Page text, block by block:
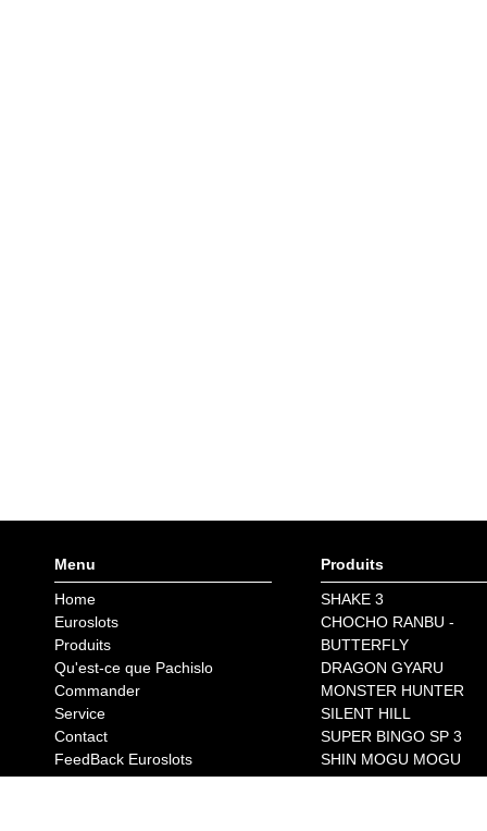
Menu
Home
Euroslots
Produits
Qu'est-ce que Pachislo
Commander
Service
Contact
FeedBack Euroslots
Produits
SHAKE 3
CHOCHO RANBU -
BUTTERFLY
DRAGON GYARU
MONSTER HUNTER
SILENT HILL
SUPER BINGO SP 3
SHIN MOGU MOGU
FUURINKAZAN 2